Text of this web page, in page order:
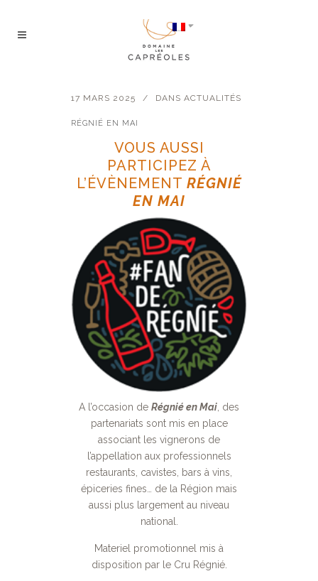
17 MARS 2025 DANS ACTUALITÉS
RÉGNIÉ EN MAI
VOUS AUSSI
PARTICIPEZ À
L’ÉVÈNEMENT RÉGNIÉ
EN MAI
A l’occasion de Régnié en Mai , des
partenariats sont mis en place
associant les vignerons de
l’appellation aux professionnels
restaurants, cavistes, bars à vins,
épiceries fines… de la Région mais
aussi plus largement au niveau
national.
Materiel promotionnel mis à
disposition par le Cru Régnié.